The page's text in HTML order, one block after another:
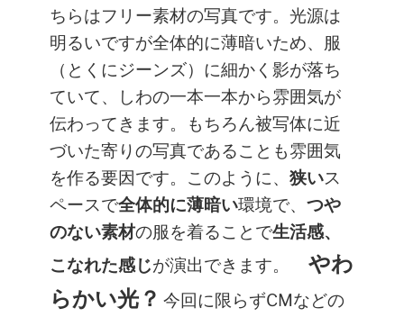
ちらはフリー素材の写真です。光源は
明るいですが全体的に薄暗いため、服
（とくにジーンズ）に細かく影が落ち
ていて、しわの一本一本から雰囲気が
伝わってきます。もちろん被写体に近
づいた寄りの写真であることも雰囲気
を作る要因です。このように、 狭いス
ペースで全体的に薄暗い環境で、 つや
のない素材の服を着ることで生活感、
こなれた感じが演出できます。
やわ
らかい光？ 今回に限らずCMなどの